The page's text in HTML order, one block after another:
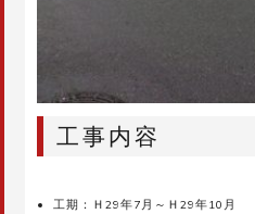
工事内容
工期：Ｈ29年7月～Ｈ29年10月